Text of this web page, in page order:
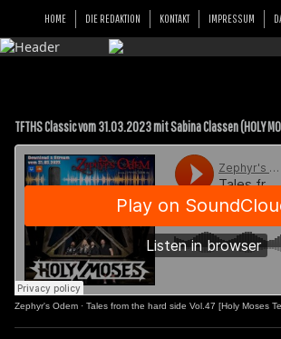
HOME DIE REDAKTION KONTAKT IMPRESSUM
TFTHS Classic vom 31.03.2023 mit Sabina Classen (HOLY
Zephyr's Odem · Tales from the hard side Vol.47 [Holy Moses